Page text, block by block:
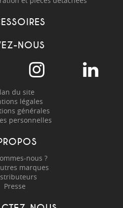
NOUS
du site
légales
générales
personnelles
nous ?
marques
Presse